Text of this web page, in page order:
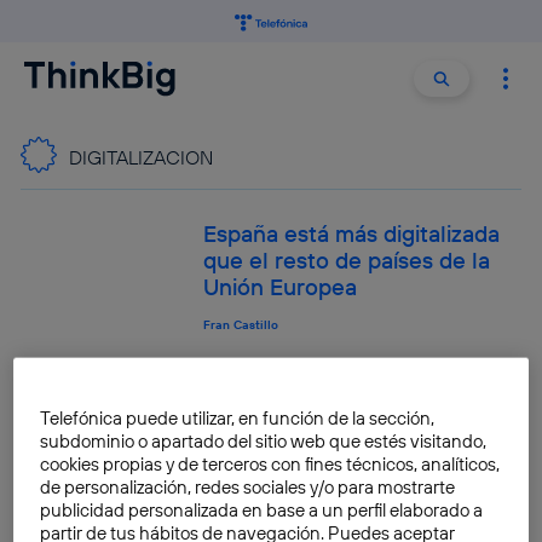
Buscar
DIGITALIZACION
España está más digitalizada
que el resto de países de la
Unión Europea
Fran Castillo
socioeconómicas con trazas
digitales
Enrique Frías-Martínez
Telefónica puede utilizar, en función de la sección,
subdominio o apartado del sitio web que estés visitando,
cookies propias y de terceros con fines técnicos, analíticos,
de personalización, redes sociales y/o para mostrarte
publicidad personalizada en base a un perfil elaborado a
partir de tus hábitos de navegación. Puedes aceptar